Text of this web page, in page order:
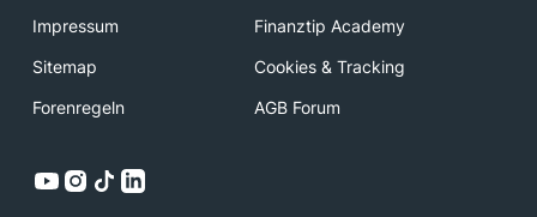
Impressum
Finanztip Academy
Sitemap
Cookies & Tracking
Forenregeln
AGB Forum